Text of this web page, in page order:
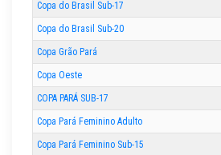
Copa do Brasil Sub-17
Copa do Brasil Sub-20
Copa Grão Pará
Copa Oeste
COPA PARÁ SUB-17
Copa Pará Feminino Adulto
Copa Pará Feminino Sub-15